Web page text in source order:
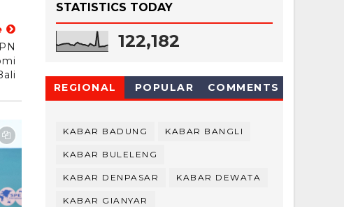
STATISTICS TODAY
122,182
REGIONAL POPULAR COMMENTS
KABAR BADUNG KABAR BANGLI
KABAR BULELENG
KABAR DENPASAR KABAR DEWATA
KABAR GIANYAR